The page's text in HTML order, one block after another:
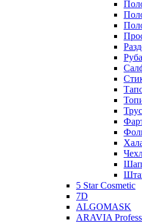
5 Star Cosmetic
7D
ALGOMASK
ARAVIA